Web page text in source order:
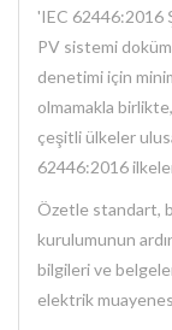
'IEC 62446:2016
PV sistemi
denetimi için
olmamakla
çeşitli ülkeler
62446:2016
Özetle standart,
kurulumunun
bilgileri ve
elektrik